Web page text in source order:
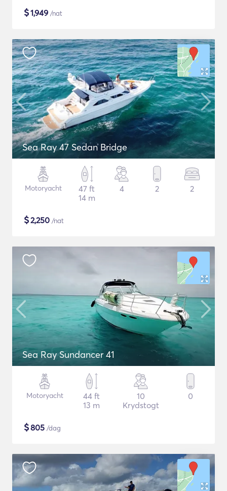
$1,949 /nat
Sea Ray 47 Sedan Bridge
Motoryacht
47 ft
14 m
4 2 2
$2,250 /nat
Sea Ray Sundancer 41
Motoryacht
44 ft
13 m
10
Krydstogt
0
$805 /dag